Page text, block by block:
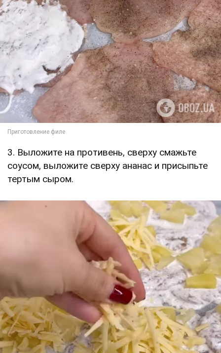
3. Выложите на противень, сверху смажьте
соусом, выложите сверху ананас и присыпьте
тертым сыром.